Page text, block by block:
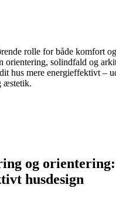
rolle for både komfort
orientering, solindfald og
hus mere energieffektivt –
æstetik.
og
husdesign